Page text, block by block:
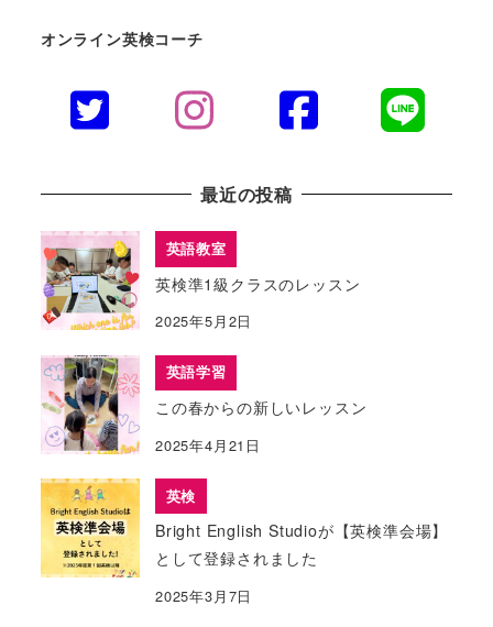
オンライン英検コーチ
最近の投稿
英語教室
英検準1級クラスのレッスン
2025年5月2日
英語学習
この春からの新しいレッスン
2025年4月21日
英検
Bright English Studioが【英検準会場】
として登録されました
2025年3月7日